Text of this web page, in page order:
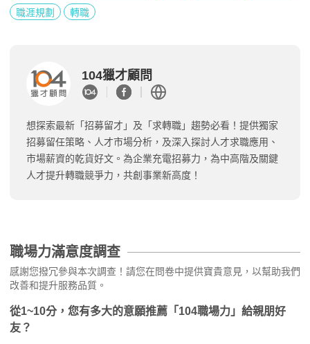
職涯規劃
轉職
104獵才顧問
想探索最新「招募留才」及「求轉職」趨勢必看！提供獨家
招募留任策略、人才市場分析，及深入探討人才求職應用、
市場薪資的乾貨好文。為企業充電招募力，為中高階及關鍵
人才提升轉職競爭力，共創事業新高度！
職場力滿意度調查
感謝您撥冗參與本次調查！請您在問卷中提供寶貴意見，以幫助我們
改善和提升服務品質。
從1~10分，您有多大的意願推薦「104職場力」給親朋好
友？